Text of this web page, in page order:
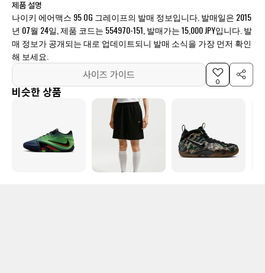
제품 설명
나이키 에어맥스 95 OG 그레이프의 발매 정보입니다. 발매일은 2015
년 07월 24일, 제품 코드는 554970-151, 발매가는 15,000 JPY입니다. 발
매 정보가 공개되는 대로 업데이트되니 발매 소식을 가장 먼저 확인
해 보세요.
사이즈 가이드
0
비슷한 상품